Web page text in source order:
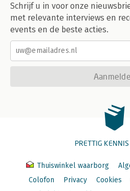
Schrijf u in voor onze
met relevante interviews en
events en de beste acties.
PRETTIG
Thuiswinkel waarborg
Colofon
Privacy Cookies